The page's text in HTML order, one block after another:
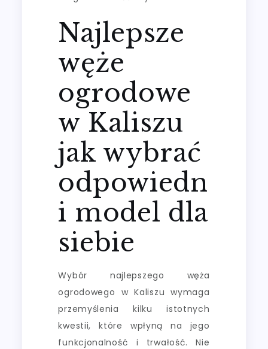
Najlepsze
węże
ogrodowe
w Kaliszu
jak wybrać
odpowiedn
i model dla
siebie
Wybór najlepszego węża
ogrodowego w Kaliszu wymaga
przemyślenia kilku istotnych
kwestii, które wpłyną na jego
funkcjonalność i trwałość. Nie